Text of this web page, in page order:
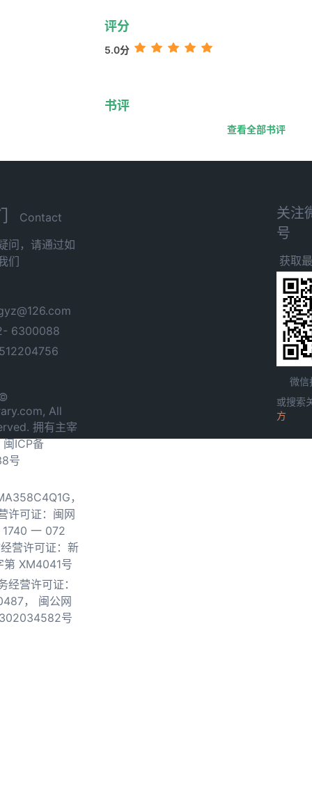
评分
5.0分
书评
查看全部书评
Contact
问，请通过如
们
6300088
All
拥有主宰
闽ICP备
号
，
许可证：闽网
一 072
营许可证：新
第 XM4041号
经营许可证：
，
闽公网
号
关注
号
获取
微信
或搜索
方